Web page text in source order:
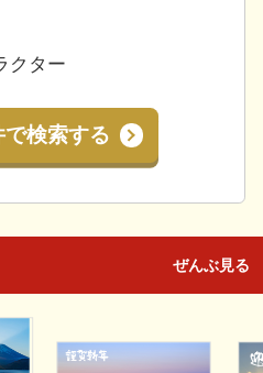
クター
で検索する
ぜんぶ見る